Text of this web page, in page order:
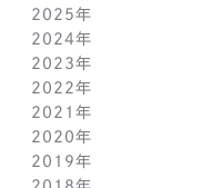
7月(1)
6月(1)
5月(1)
4月(1)
3月(1)
2月(1)
1月(1)
2025年
12月(1)
11月(1)
10月(1)
9月(1)
8月(1)
7月(1)
2024年
11月(1)
10月(1)
9月(1)
8月(1)
7月(1)
2023年
11月(1)
10月(1)
9月(1)
8月(1)
2022年
11月(1)
10月(1)
9月(1)
2021年
11月(1)
10月(1)
2020年
11月(2)
2019年